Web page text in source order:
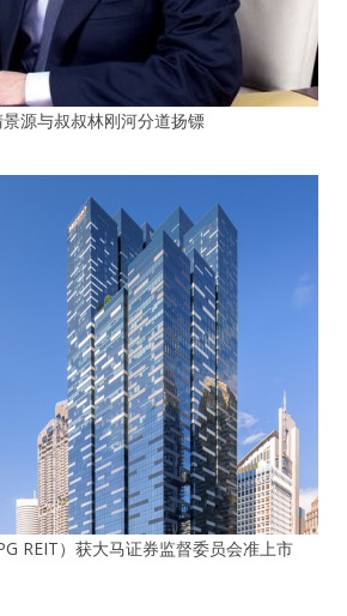
源与叔叔林刚河分道扬镖
REIT）获大马证券监督委员会准上市